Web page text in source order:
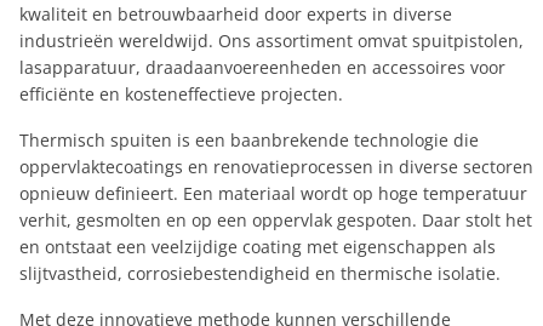
kwaliteit en betrouwbaarheid door experts in diverse
industrieën wereldwijd. Ons assortiment omvat spuitpistolen,
lasapparatuur, draadaanvoereenheden en accessoires voor
efficiënte en kosteneffectieve projecten.
Thermisch spuiten is een baanbrekende technologie die
oppervlaktecoatings en renovatieprocessen in diverse sectoren
opnieuw definieert. Een materiaal wordt op hoge temperatuur
verhit, gesmolten en op een oppervlak gespoten. Daar stolt het
en ontstaat een veelzijdige coating met eigenschappen als
slijtvastheid, corrosiebestendigheid en thermische isolatie.
Met deze innovatieve methode kunnen verschillende